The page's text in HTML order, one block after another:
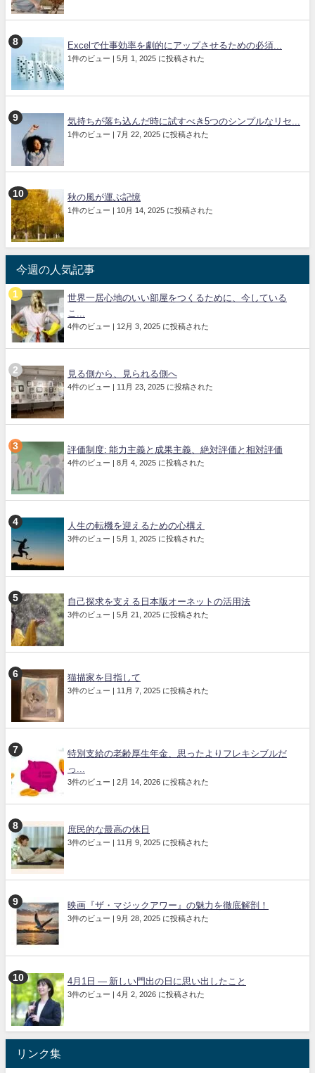
Excelで仕事効率を劇的にアップさせるための必須...
1件のビュー | 5月 1, 2025 に投稿された
気持ちが落ち込んだ時に試すべき5つのシンプルなリセ...
1件のビュー | 7月 22, 2025 に投稿された
秋の風が運ぶ記憶
1件のビュー | 10月 14, 2025 に投稿された
今週の人気記事
世界一居心地のいい部屋をつくるために、今している
こ...
4件のビュー | 12月 3, 2025 に投稿された
見る側から、見られる側へ
4件のビュー | 11月 23, 2025 に投稿された
評価制度: 能力主義と成果主義、絶対評価と相対評価
4件のビュー | 8月 4, 2025 に投稿された
人生の転機を迎えるための心構え
3件のビュー | 5月 1, 2025 に投稿された
自己探求を支える日本版オーネットの活用法
3件のビュー | 5月 21, 2025 に投稿された
猫描家を目指して
3件のビュー | 11月 7, 2025 に投稿された
特別支給の老齢厚生年金、思ったよりフレキシブルだ
っ...
3件のビュー | 2月 14, 2026 に投稿された
庶民的な最高の休日
3件のビュー | 11月 9, 2025 に投稿された
映画『ザ・マジックアワー』の魅力を徹底解剖！
3件のビュー | 9月 28, 2025 に投稿された
4月1日 ― 新しい門出の日に思い出したこと
3件のビュー | 4月 2, 2026 に投稿された
リンク集